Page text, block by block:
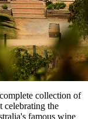
collection of
celebrating the
famous wine